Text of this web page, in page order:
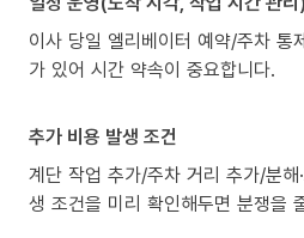
이사 당일 엘리베이터 예약/주차 통
가 있어 시간 약속이 중요합니다.
추가 비용 발생 조건
계단 작업 추가/주차 거리 추가/분
생 조건을 미리 확인해두면 분쟁을